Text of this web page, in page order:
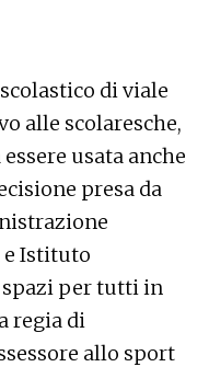
di viale
alle scolaresche,
usata anche
presa da
Istituto
per tutti in
regia di
allo sport